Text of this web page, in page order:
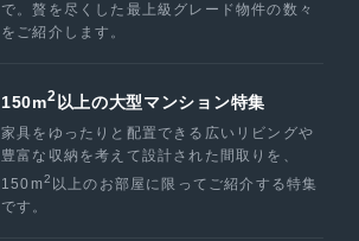
で。贅を尽くした最上級グレード物件の数々
をご紹介します。
150m2 以上の大型マンション特集
家具をゆったりと配置できる広いリビングや
豊富な収納を考えて設計された間取りを、
150m2 以上のお部屋に限ってご紹介する特集
です。